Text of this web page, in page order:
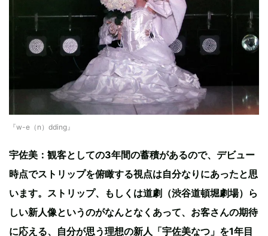
『w-e（n）dding』
宇佐美：観客としての3年間の蓄積があるので、デビュー
時点でストリップを俯瞰する視点は自分なりにあったと思
います。ストリップ、もしくは道劇（渋谷道頓堀劇場）ら
しい新人像というのがなんとなくあって、お客さんの期待
に応える、自分が思う理想の新人「宇佐美なつ」を1年目